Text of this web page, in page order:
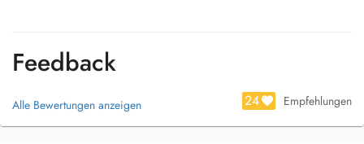
Feedback
Alle Bewertungen anzeigen 24 Empfehlungen